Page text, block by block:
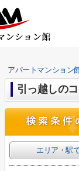
アパートマンション
引っ越しの
エリア・駅